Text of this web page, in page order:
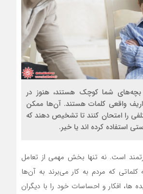
بچه‌های شما کوچک هستند، هنوز در
واقعی کلمات هستند. آن‌ها ممکن
را امتحان کنند تا تشخیص دهند که
استفاده کرده اند یا خیر.
است. نه تنها بخش مهمی از تعامل
کلماتی که مردم به کار می‌برند به آن‌ها
ها، افکار و احساسات خود را با دیگران